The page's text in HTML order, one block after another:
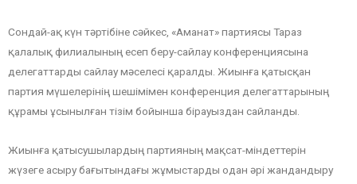
Сондай-ақ күн тәртібіне сәйкес, «Аманат» партиясы Тараз
қалалық филиалының есеп беру-сайлау конференциясына
делегаттарды сайлау мәселесі қаралды. Жиынға қатысқан
партия мүшелерінің шешімімен конференция делегаттарының
құрамы ұсынылған тізім бойынша бірауыздан сайланды.
Жиынға қатысушылардың партияның мақсат-міндеттерін
жүзеге асыру бағытындағы жұмыстарды одан әрі жандандыру